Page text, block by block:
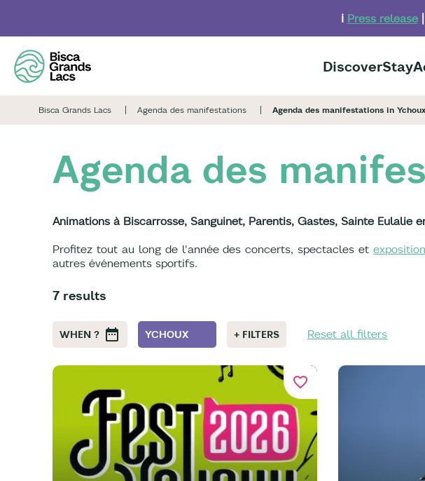
main
content
ℹ️ Press release|
DiscoverStay
Bisca Grands Lacs Agenda des manifestations Agenda des manifestations in Ychoux
Agenda des
Animations à Biscarrosse, Sanguinet, Parentis, Gastes, Sainte Eulalie
Profitez tout au long de l'année des concerts, spectacles et
autres événements sportifs.
7 results
WHEN ? YCHOUX + FILTERS Reset all filters
favorite_border